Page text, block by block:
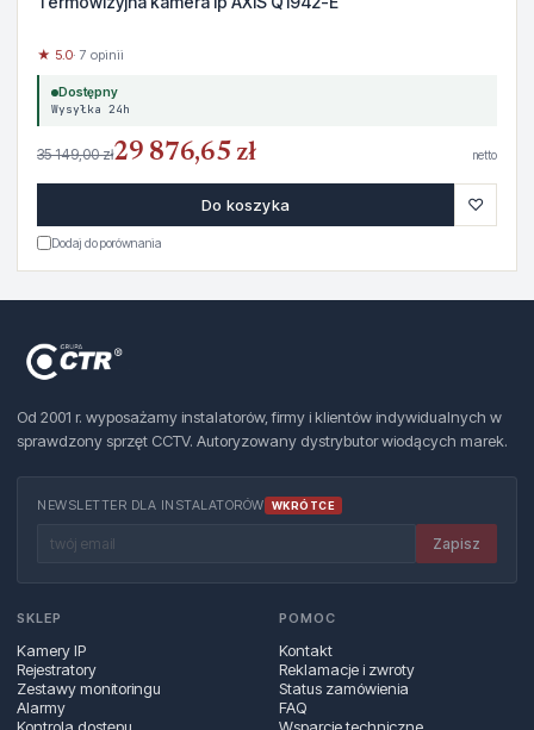
★ 5.0· 7 opinii
Dostępny
Wysyłka 24h
35 149,00 zł29 876,65 zł netto
Do koszyka ♡
Dodaj do porównania
Od 2001 r. wyposażamy instalatorów, firmy i klientów indywidualnych w
sprawdzony sprzęt CCTV. Autoryzowany dystrybutor wiodących marek.
NEWSLETTER DLA INSTALATORÓW WKRÓTCE
Zapisz
SKLEP
Kamery IP
Rejestratory
Zestawy monitoringu
Alarmy
Kontrola dostępu
POMOC
Kontakt
Reklamacje i zwroty
Status zamówienia
FAQ
Wsparcie techniczne